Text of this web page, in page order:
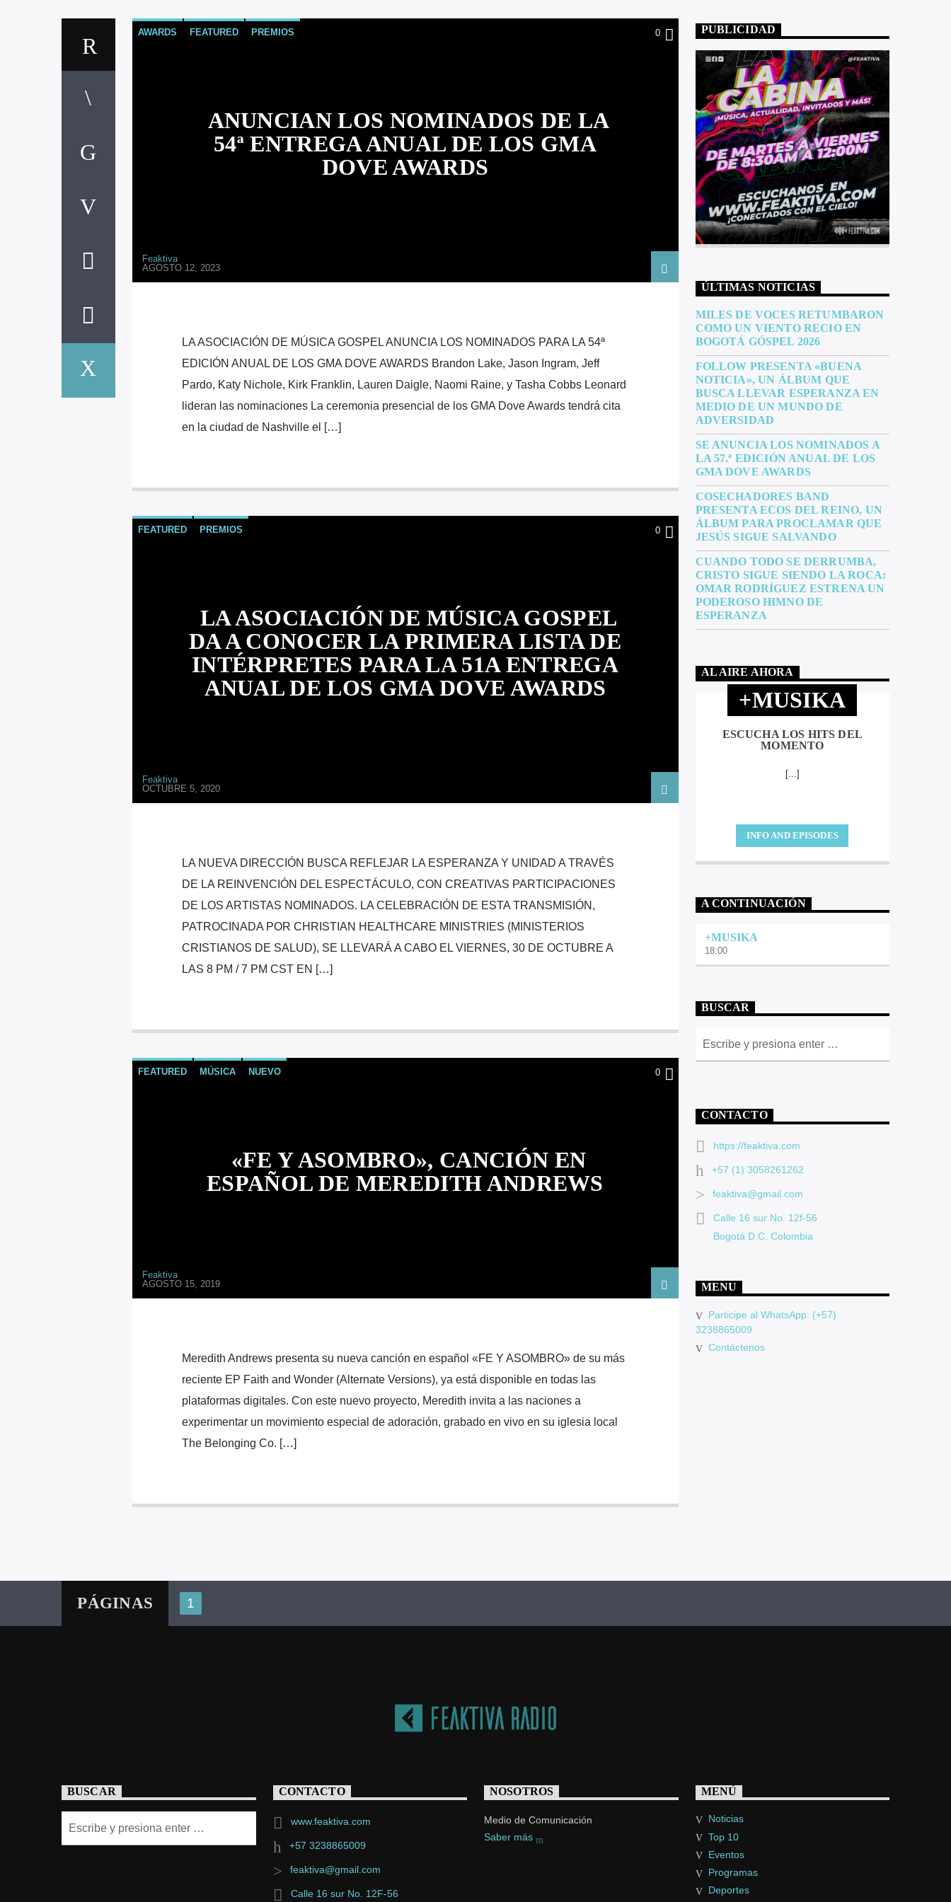
AWARDS FEATURED PREMIOS 0
ANUNCIAN LOS NOMINADOS DE LA
54ª ENTREGA ANUAL DE LOS GMA
DOVE AWARDS
Feaktiva
AGOSTO 12, 2023
LA ASOCIACIÓN DE MÚSICA GOSPEL ANUNCIA LOS NOMINADOS PARA LA 54ª
EDICIÓN ANUAL DE LOS GMA DOVE AWARDS Brandon Lake, Jason Ingram, Jeff
Pardo, Katy Nichole, Kirk Franklin, Lauren Daigle, Naomi Raine, y Tasha Cobbs Leonard
lideran las nominaciones La ceremonia presencial de los GMA Dove Awards tendrá cita
en la ciudad de Nashville el […]
FEATURED PREMIOS 0
LA ASOCIACIÓN DE MÚSICA GOSPEL
DA A CONOCER LA PRIMERA LISTA DE
INTÉRPRETES PARA LA 51A ENTREGA
ANUAL DE LOS GMA DOVE AWARDS
Feaktiva
OCTUBRE 5, 2020
LA NUEVA DIRECCIÓN BUSCA REFLEJAR LA ESPERANZA Y UNIDAD A TRAVÉS
DE LA REINVENCIÓN DEL ESPECTÁCULO, CON CREATIVAS PARTICIPACIONES
DE LOS ARTISTAS NOMINADOS. LA CELEBRACIÓN DE ESTA TRANSMISIÓN,
PATROCINADA POR CHRISTIAN HEALTHCARE MINISTRIES (MINISTERIOS
CRISTIANOS DE SALUD), SE LLEVARÁ A CABO EL VIERNES, 30 DE OCTUBRE A
LAS 8 PM / 7 PM CST EN […]
FEATURED MÚSICA NUEVO 0
«FE Y ASOMBRO», CANCIÓN EN
ESPAÑOL DE MEREDITH ANDREWS
Feaktiva
AGOSTO 15, 2019
Meredith Andrews presenta su nueva canción en español «FE Y ASOMBRO» de su más
reciente EP Faith and Wonder (Alternate Versions), ya está disponible en todas las
plataformas digitales. Con este nuevo proyecto, Meredith invita a las naciones a
experimentar un movimiento especial de adoración, grabado en vivo en su iglesia local
The Belonging Co. […]
PUBLICIDAD
ÚLTIMAS NOTICIAS
MILES DE VOCES RETUMBARON
COMO UN VIENTO RECIO EN
BOGOTÁ GÓSPEL 2026
FOLLOW PRESENTA «BUENA
NOTICIA», UN ÁLBUM QUE
BUSCA LLEVAR ESPERANZA EN
MEDIO DE UN MUNDO DE
ADVERSIDAD
SE ANUNCIA LOS NOMINADOS A
LA 57.ª EDICIÓN ANUAL DE LOS
GMA DOVE AWARDS
COSECHADORES BAND
PRESENTA ECOS DEL REINO, UN
ÁLBUM PARA PROCLAMAR QUE
JESÚS SIGUE SALVANDO
CUANDO TODO SE DERRUMBA,
CRISTO SIGUE SIENDO LA ROCA:
OMAR RODRÍGUEZ ESTRENA UN
PODEROSO HIMNO DE
ESPERANZA
AL AIRE AHORA
+MUSIKA
ESCUCHA LOS HITS DEL
MOMENTO
[...]
INFO AND EPISODES
A CONTINUACIÓN
+MUSIKA
18:00
BUSCAR
CONTACTO
https://feaktiva.com
+57 (1) 3058261262
feaktiva@gmail.com
Calle 16 sur No. 12f-56
Bogotá D.C. Colombia
MENU
Participe al WhatsApp: (+57)
3238865009
Contáctenos
PÁGINAS 1
BUSCAR CONTACTO
www.feaktiva.com
+57 3238865009
feaktiva@gmail.com
Calle 16 sur No. 12F-56
NOSOTROS
Medio de Comunicación
Saber más
MENÚ
Noticias
Top 10
Eventos
Programas
Deportes